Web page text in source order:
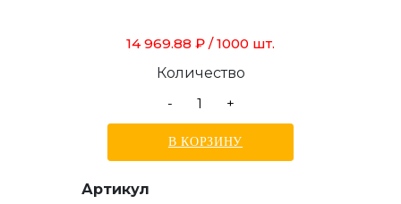
14 969.88 ₽ / 1000 шт.
Количество
-
+
В КОРЗИНУ
Артикул